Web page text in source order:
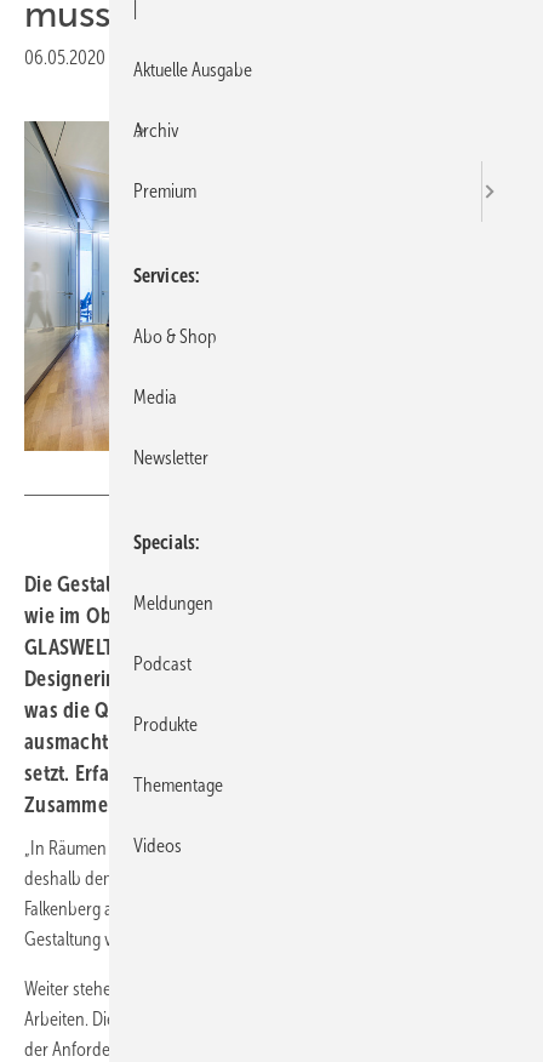
muss Grenzen überwinden“
06.05.2020 Veröffentlicht in Ausgabe 05-2020
Die Gestaltung von Innenräumen gewinnt im Privaten,
wie im Objektbau immer mehr an Bedeutung. Die
GLASWELT sprach mit der Innenarchitektin und
Designerin Heike Falkenberg aus Düsseldorf darüber,
was die Qualität ihrer ganzheitlichen Gestaltung
ausmacht und welche Schwerpunkte sie bei ihrer Arbeit
setzt. Erfahren Sie auch, was für die Planerin bei der
Zusammenarbeit mit Handwerkern wichtig ist.
„In Räumen muss ich mich als Mensch wohlfühlen. Der Raum soll sich
deshalb dem Menschen unterordnen und nicht umgekehrt“, so Heike
Falkenberg auf die Frage der GLASWELT, worauf es ihr bei der
Gestaltung von Innenräumen ankommt und was dabei wichtig ist.
Weiter stehe das Erleben von Räumen immer im Mittelpunkt ihrer
Arbeiten. Diese sind immer individuelle Projekte, die entsprechend
der Anforderungen der Auftraggeber „maßgeschneidert“ werden. „Mir
Aktuelle Ausgabe
Archiv
Premium
Services
Abo & Shop
Media
Newsletter
Specials
Meldungen
Podcast
Produkte
Thementage
Videos